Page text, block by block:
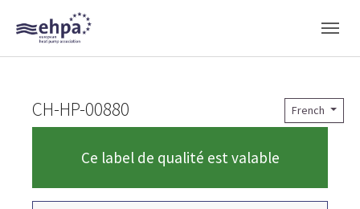
Skip to main navigation
Skip to main content
Skip to page footer
French
CH-HP-00880
Ce label de qualité est valable